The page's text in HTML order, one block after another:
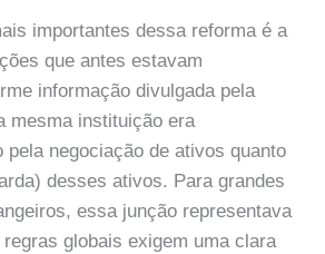
importantes dessa reforma é a
que antes estavam
informação divulgada pela
mesma instituição era
pela negociação de ativos quanto
desses ativos. Para grandes
essa junção representava
globais exigem uma clara